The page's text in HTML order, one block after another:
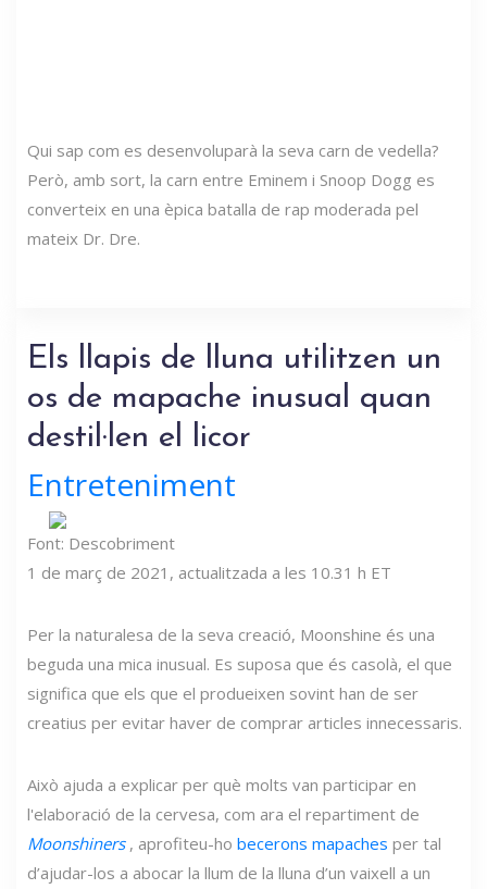
Qui sap com es desenvoluparà la seva carn de vedella?
Però, amb sort, la carn entre Eminem i Snoop Dogg es
converteix en una èpica batalla de rap moderada pel
mateix Dr. Dre.
Els llapis de lluna utilitzen un
os de mapache inusual quan
destil·len el licor
Entreteniment
Font: Descobriment
1 de març de 2021, actualitzada a les 10.31 h ET
Per la naturalesa de la seva creació, Moonshine és una
beguda una mica inusual. Es suposa que és casolà, el que
significa que els que el produeixen sovint han de ser
creatius per evitar haver de comprar articles innecessaris.
Això ajuda a explicar per què molts van participar en
l'elaboració de la cervesa, com ara el repartiment de
Moonshiners , aprofiteu-ho becerons mapaches per tal
d’ajudar-los a abocar la llum de la lluna d’un vaixell a un